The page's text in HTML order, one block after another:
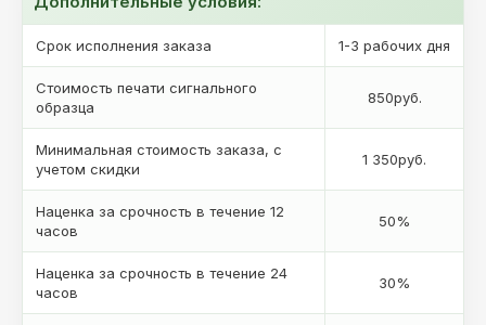
Срок исполнения заказа 1-3 рабочих дня
Стоимость печати сигнального
образца
850руб.
Минимальная стоимость заказа, с
учетом скидки
1 350руб.
Наценка за срочность в течение 12
часов
50%
Наценка за срочность в течение 24
часов
30%